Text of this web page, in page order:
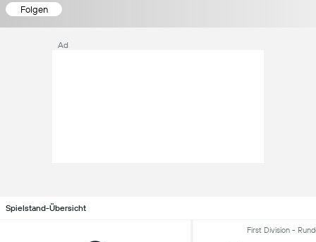
Folgen
Ad
Spielstand-Übersicht
First Division -